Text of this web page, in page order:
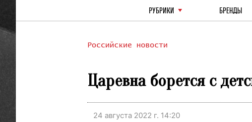
РУБРИКИ БРЕНДЫ
Российские новости
Царевна борется с
24 августа 2022 г. 14:20